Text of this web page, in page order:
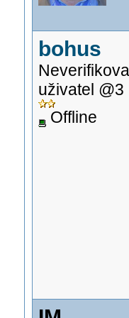
bohus
uživatel @3
Offline